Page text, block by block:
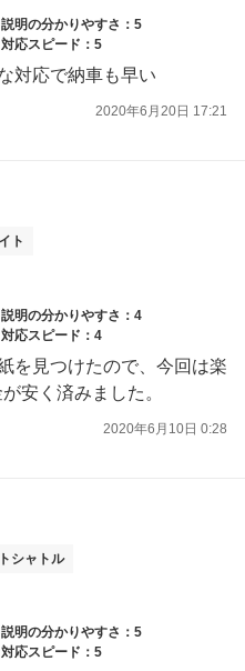
説明の分かりやすさ：5
対応スピード：5
対応で納車も早い
2020年6月20日 17:21
ト
説明の分かりやすさ：4
対応スピード：4
を見つけたので、今回は楽
安く済みました。
2020年6月10日 0:28
シャトル
説明の分かりやすさ：5
対応スピード：5